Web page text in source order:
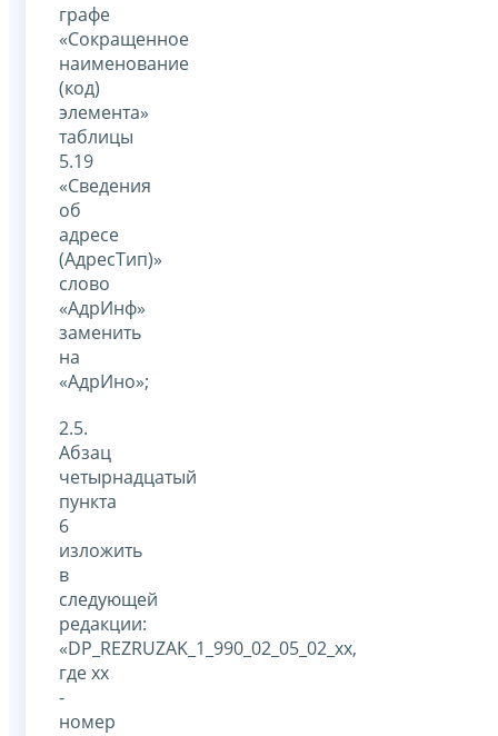
графе
«Сокращенное
наименование
(код)
элемента»
таблицы
5.19
«Сведения
об
адресе
(АдресТип)»
слово
«АдрИнф»
заменить
на
«АдрИно»;
2.5.
Абзац
четырнадцатый
пункта
6
изложить
в
следующей
редакции:
«DP_REZRUZAK_1_990_02_05_02_xx,
где xx
-
номер